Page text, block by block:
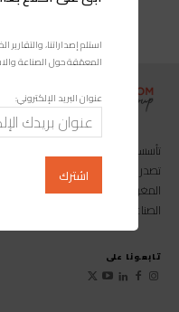
تصدر المجلة الرائدة المخصصة
المغرب»، بالإضافة إلى أول منصة
الصناعي.
تابعونا على
استلم إصداراتنا، والتقارير
المعمّقة حول الصناعة
عنوان البريد الإلكتروني: